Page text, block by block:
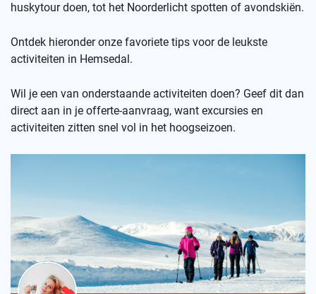
huskytour doen, tot het Noorderlicht spotten of avondskiën.
Ontdek hieronder onze favoriete tips voor de leukste
activiteiten in Hemsedal.
Wil je een van onderstaande activiteiten doen? Geef dit dan
direct aan in je offerte-aanvraag, want excursies en
activiteiten zitten snel vol in het hoogseizoen.